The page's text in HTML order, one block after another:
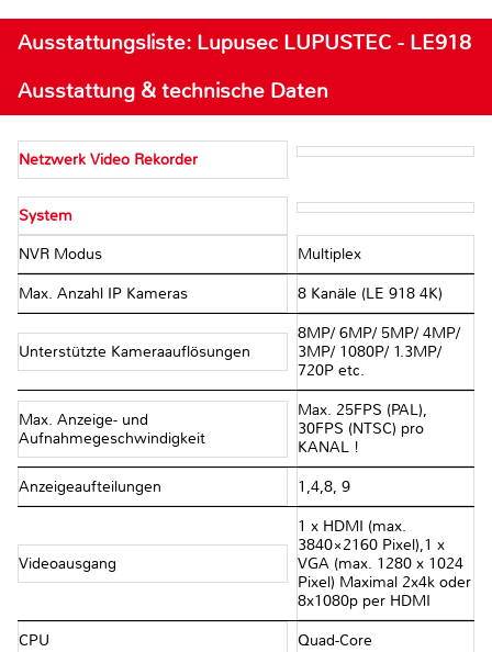
Ausstattungsliste: Lupusec LUPUSTEC - LE918
Ausstattung & technische Daten
Netzwerk Video Rekorder
System
NVR Modus Multiplex
Max. Anzahl IP Kameras 8 Kanäle (LE 918 4K)
Unterstützte Kameraauflösungen
8MP/ 6MP/ 5MP/ 4MP/
3MP/ 1080P/ 1.3MP/
720P etc.
Max. Anzeige- und
Aufnahmegeschwindigkeit
Max. 25FPS (PAL),
30FPS (NTSC) pro
KANAL !
Anzeigeaufteilungen 1,4,8, 9
Videoausgang
1 x HDMI (max.
3840×2160 Pixel),1 x
VGA (max. 1280 x 1024
Pixel) Maximal 2x4k oder
8x1080p per HDMI
CPU Quad-Core